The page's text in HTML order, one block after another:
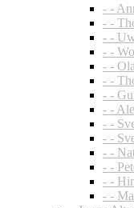
- -
- -
- -
- -
- -
- -
- -
- -
- -
- -
- -
- -
- -
- -